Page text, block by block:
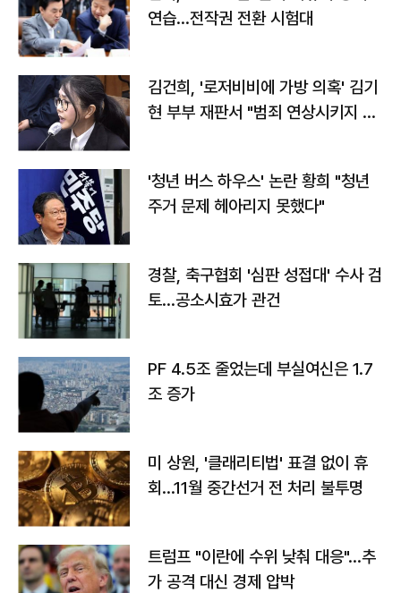
연습…전작권 전환 시험대
김건희, '로저비비에 가방 의혹' 김기
현 부부 재판서 "범죄 연상시키지 말
'청년 버스 하우스' 논란 황희 "청년
주거 문제 헤아리지 못했다"
경찰, 축구협회 '심판 성접대' 수사 검
토…공소시효가 관건
PF 4.5조 줄었는데 부실여신은 1.7
조 증가
미 상원, '클래리티법' 표결 없이 휴
회…11월 중간선거 전 처리 불투명
트럼프 "이란에 수위 낮춰 대응"…추
가 공격 대신 경제 압박